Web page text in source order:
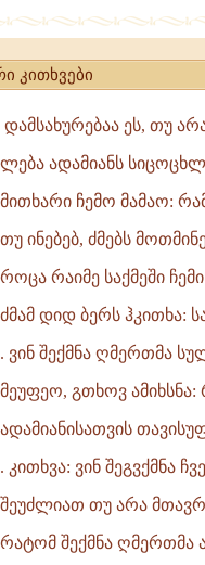
კითხვები
დამსახურებაა ეს, თუ
ადამიანს
მითხარი ჩემო მამაო:
თუ ინებებ, ძმებს
რაიმე საქმეში ჩემი
ძმამ დიდ ბერს ჰკითხა:
ვინ შექმნა ღმერთმა
მეუფეო, გთხოვ
ადამიანისათვის
კითხვა: ვინ შეგვქმნა
შეუძლიათ თუ არა
რატომ შექმნა ღმერთმა